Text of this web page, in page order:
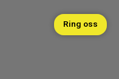
Ring oss